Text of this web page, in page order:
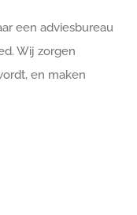
een adviesbureau
Wij zorgen
en maken